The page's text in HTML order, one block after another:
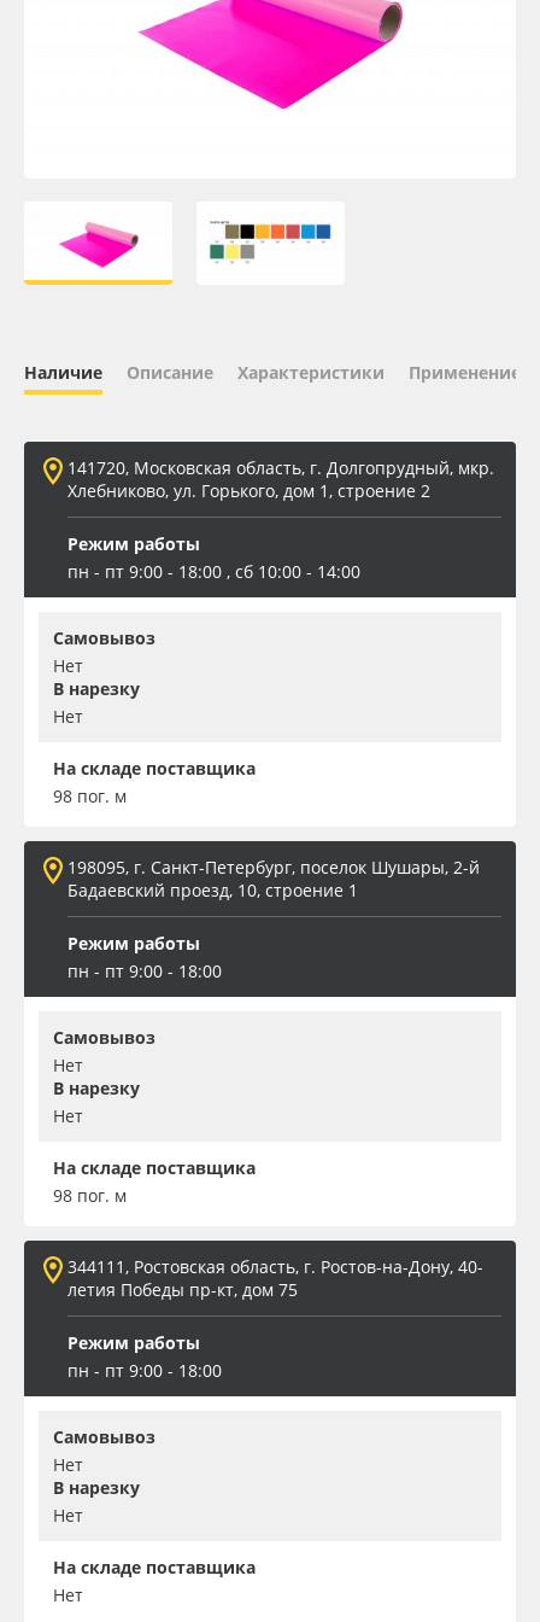
ПЭТ листовой
ПЭТ бэклит
Заготовки для сувениров
Наличие Описание Характеристики Применение
141720, Московская область, г. Долгопрудный, мкр.
Хлебниково, ул. Горького, дом 1, строение 2
Режим работы
пн - пт 9:00 - 18:00 , сб 10:00 - 14:00
Самовывоз
Нет
В нарезку
Нет
На складе поставщика
98 пог. м
198095, г. Санкт-Петербург, поселок Шушары, 2-й
Бадаевский проезд, 10, строение 1
Режим работы
пн - пт 9:00 - 18:00
Самовывоз
Нет
В нарезку
Нет
На складе поставщика
98 пог. м
344111, Ростовская область, г. Ростов-на-Дону, 40-
летия Победы пр-кт, дом 75
Режим работы
пн - пт 9:00 - 18:00
Самовывоз
Нет
В нарезку
Нет
На складе поставщика
Нет